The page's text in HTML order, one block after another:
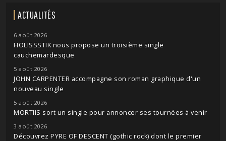
ACTUALITÉS
6 août 2026
HOLISSSTIK nous propose un troisième single
cauchemardesque
5 août 2026
JOHN CARPENTER accompagne son roman graphique d'un
nouveau single
5 août 2026
MORTIIS sort un single pour annoncer ses tournées à venir
3 août 2026
Découvrez PYRE OF DESCENT (gothic rock) dont le premier